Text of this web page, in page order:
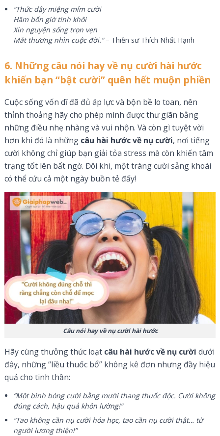
“Thức dậy miệng mỉm cười
Hăm bốn giờ tinh khôi
Xin nguyện sống trọn vẹn
Mắt thương nhìn cuộc đời.”– Thiền sư Thích Nhất Hạnh
6. Những câu nói hay về nụ cười hài hước
khiến bạn “bật cười” quên hết muộn phiền
Cuộc sống vốn dĩ đã đủ áp lực và bộn bề lo toan, nên
thỉnh thoảng hãy cho phép mình được thư giãn bằng
những điều nhẹ nhàng và vui nhộn. Và còn gì tuyệt vời
hơn khi đó là những câu hài hước về nụ cười, nơi tiếng
cười không chỉ giúp bạn giải tỏa stress mà còn khiến tâm
trạng tốt lên bất ngờ. Đôi khi, một tràng cười sảng khoái
có thể cứu cả một ngày buồn tẻ đấy!
Câu nói hay về nụ cười hài hước
Hãy cùng thưởng thức loạt câu hài hước về nụ cười dưới
đây, những “liều thuốc bổ” không kê đơn nhưng đầy hiệu
quả cho tinh thần:
“Một bình bóng cười bằng mười thang thuốc độc. Cười không
đúng cách, hậu quả khôn lường!”
“Tao không cần nụ cười hóa học, tao cần nụ cười thật… từ
người lương thiện!”